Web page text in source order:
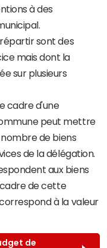
à des
sont des
mais dont la
sur plusieurs
cadre d'une
peut mettre
de biens
de la délégation.
aux biens
cadre de cette
à la valeur
de